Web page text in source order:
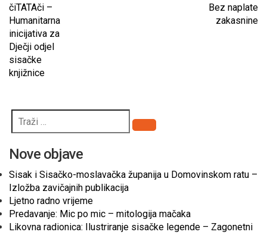
čiTATAči –
Humanitarna
inicijativa za
Dječji odjel
sisačke
knjižnice
Bez naplate
zakasnine
Pretraži
Nove objave
Sisak i Sisačko-moslavačka županija u Domovinskom ratu –
Izložba zavičajnih publikacija
Ljetno radno vrijeme
Predavanje: Mic po mic – mitologija mačaka
Likovna radionica: Ilustriranje sisačke legende – Zagonetni